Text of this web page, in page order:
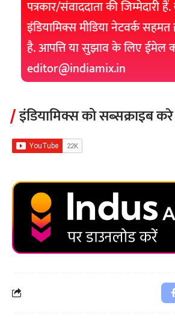
पत्रकार/संवाददाता की जिम्मेदारी
इंडियामिक्स मीडिया नेटवर्क
है. आपत्ति या सुझाव के लिए ईमेल
editor@indiamix.in
इंडियामिक्स को सब्सक्राइब करे